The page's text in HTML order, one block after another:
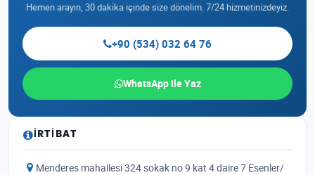
Hemen arayın, 30 dakika içinde size dönelim. 7/24 hizmetinizdeyiz.
+90 (534) 032 64 76
WhatsApp ile Yaz
İRTIBAT
Menderes mahallesi 324 sokak no 9 kat 4 daire 7 Esenler/